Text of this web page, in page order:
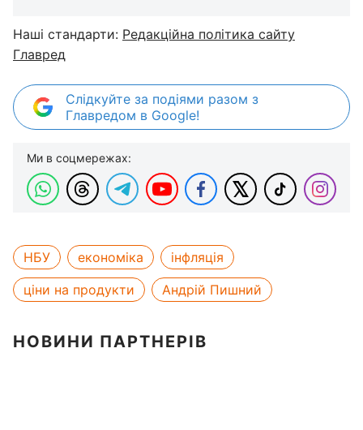
Наші стандарти: Редакційна політика сайту
Главред
Слідкуйте за подіями разом з
Главредом в Google!
Ми в соцмережах:
НБУ економіка
інфляція
ціни на продукти
Андрій Пишний
НОВИНИ ПАРТНЕРІВ